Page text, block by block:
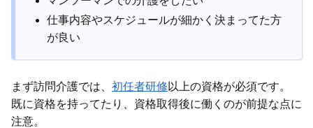
仕事内容やスケジュールが細かく決まってた方
が良い
まず訪問介護では、 初任者研修 以上の資格が必須です。
既に資格を持ってたり、資格取得後に働くのが前提な点に
注意。